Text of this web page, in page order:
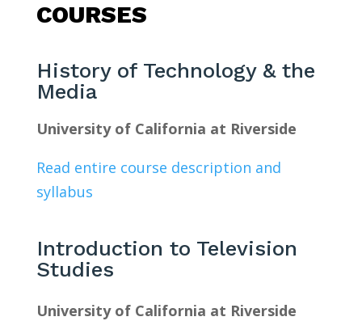
COURSES
History of Technology & the
Media
University of California at Riverside
Read entire course description and
syllabus
Introduction to Television
Studies
University of California at Riverside